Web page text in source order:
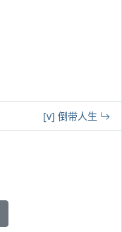
[v] 倒带人生